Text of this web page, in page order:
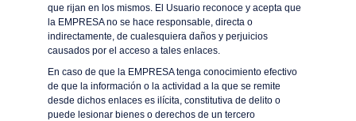
que rijan en los mismos. El Usuario reconoce y acepta que
la EMPRESA no se hace responsable, directa o
indirectamente, de cualesquiera daños y perjuicios
causados por el acceso a tales enlaces.
En caso de que la EMPRESA tenga conocimiento efectivo
de que la información o la actividad a la que se remite
desde dichos enlaces es ilícita, constitutiva de delito o
puede lesionar bienes o derechos de un tercero